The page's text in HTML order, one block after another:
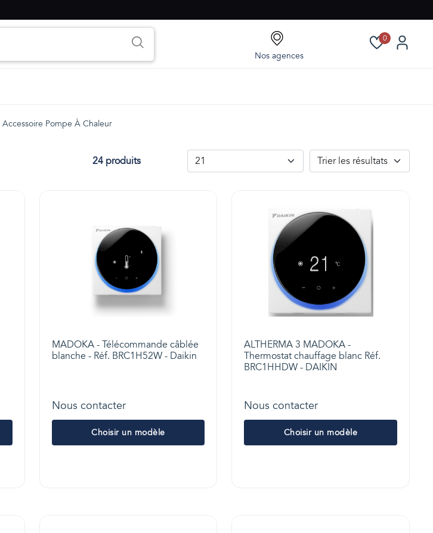
Nos agences
0
Accessoire Pompe À Chaleur
24 produits
MADOKA - Télécommande câblée
blanche - Réf. BRC1H52W - Daikin
Nous contacter
Choisir un modèle
ALTHERMA 3 MADOKA -
Thermostat chauffage blanc Réf.
BRC1HHDW - DAIKIN
Nous contacter
Choisir un modèle